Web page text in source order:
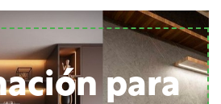
para